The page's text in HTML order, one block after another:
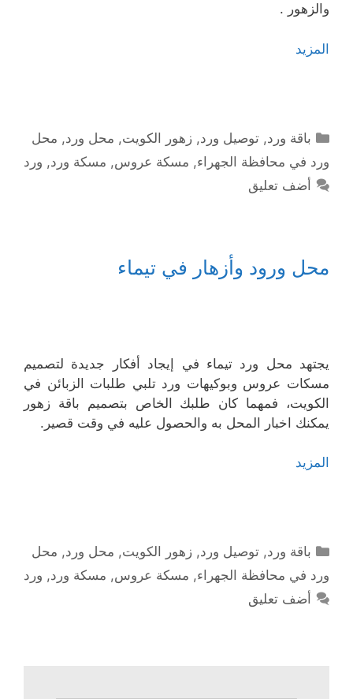
والزهور .
المزيد
التصنيفات
باقة ورد,توصيل ورد,زهور الكويت, محل ورد, محل
ورد في محافظة الجهراء, مسكة عروس, مسكة ورد, ورد
أضف تعليق
محل ورود وأزهار في تيماء
يجتهد محل ورد تيماء في إيجاد أفكار جديدة لتصميم
مسكات عروس وبوكيهات ورد تلبي طلبات الزبائن في
الكويت، فمهما كان طلبك الخاص بتصميم باقة زهور
يمكنك اخبار المحل به والحصول عليه في وقت قصير.
المزيد
التصنيفات
باقة ورد,توصيل ورد,زهور الكويت, محل ورد, محل
ورد في محافظة الجهراء, مسكة عروس, مسكة ورد, ورد
أضف تعليق